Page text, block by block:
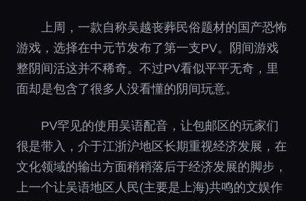
上周，一款自称吴越丧葬民俗题材的国产恐怖
游戏，选择在中元节发布了第一支PV。阴间游戏
整阴间活这并不稀奇。不过PV看似平平无奇，里
面却是包含了很多人没看懂的阴间玩意。
PV罕见的使用吴语配音，让包邮区的玩家们
很是带入，介于江浙沪地区长期重视经济发展，在
文化领域的输出方面稍稍落后于经济发展的脚步，
上一个让吴语地区人民(主要是上海)共鸣的文娱作